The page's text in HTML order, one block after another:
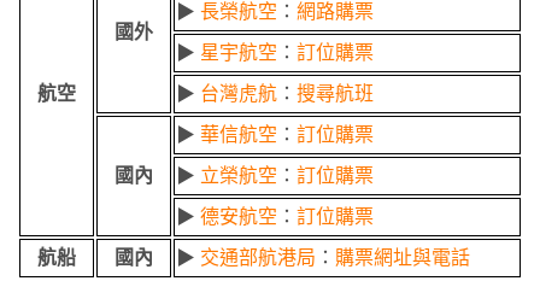
航空
國外
▶ 長榮航空 ： 網路購票
▶ 星宇航空 ： 訂位購票
▶ 台灣虎航 ： 搜尋航班
國內
▶ 華信航空 ： 訂位購票
▶ 立榮航空 ： 訂位購票
▶ 德安航空 ： 訂位購票
航船
國內 ▶ 交通部航港局 ： 購票網址與電話